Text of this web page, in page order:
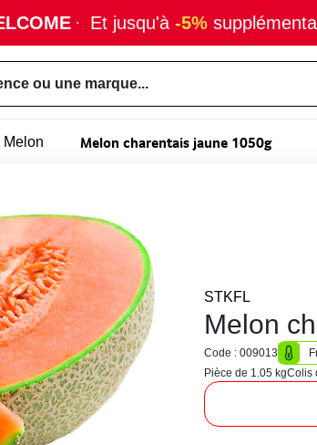
· Et jusqu'à -5%
ou une marque...
Melon Melon charentais jaune 1050g
STKFL
Melon
Code : 009013
Pièce de 1.05 kgColis